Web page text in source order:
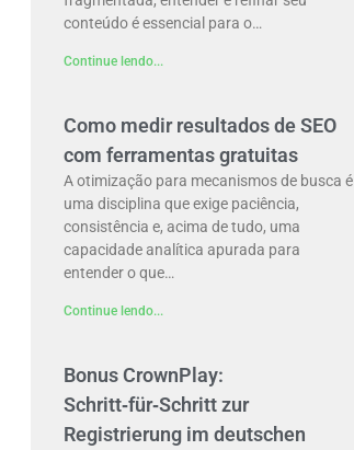
conteúdo é essencial para o…
Continue lendo...
Como medir resultados de SEO
com ferramentas gratuitas
A otimização para mecanismos de busca é
uma disciplina que exige paciência,
consistência e, acima de tudo, uma
capacidade analítica apurada para
entender o que…
Continue lendo...
Bonus CrownPlay:
Schritt‑für‑Schritt zur
Registrierung im deutschen